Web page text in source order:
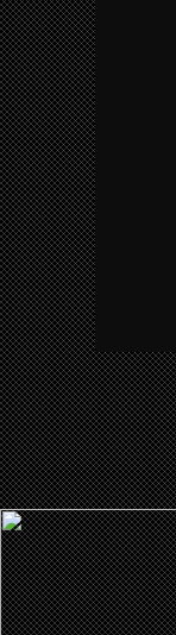
(1995)
Un Vampire A Brooklyn